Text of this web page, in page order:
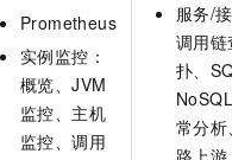
Prometheus
实例监控：
概览、JVM
监控、主机
监控、调用
服务/接
调用链查
扑、SQL
NoSQL
常分析、